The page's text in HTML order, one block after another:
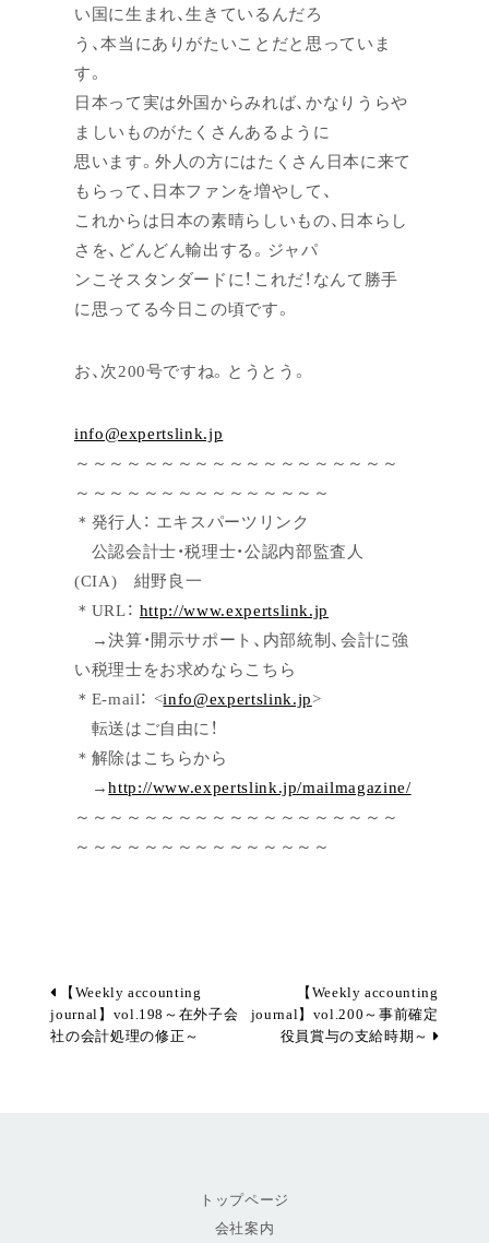
い国に生まれ、生きているんだろ
う、本当にありがたいことだと思っていま
す。
日本って実は外国からみれば、かなりうらや
ましいものがたくさんあるように
思います。外人の方にはたくさん日本に来て
もらって、日本ファンを増やして、
これからは日本の素晴らしいもの、日本らし
さを、どんどん輸出する。ジャパ
ンこそスタンダードに！これだ！なんて勝手
に思ってる今日この頃です。
お、次200号ですね。とうとう。
info@expertslink.jp
～～～～～～～～～～～～～～～～～～～
～～～～～～～～～～～～～～～
＊発行人： エキスパーツリンク
公認会計士・税理士・公認内部監査人
(CIA) 紺野良一
＊URL： http://www.expertslink.jp
→決算・開示サポート、内部統制、会計に強
い税理士をお求めならこちら
＊E-mail： <info@expertslink.jp>
転送はご自由に！
＊解除はこちらから
→http://www.expertslink.jp/mailmagazine/
～～～～～～～～～～～～～～～～～～～
～～～～～～～～～～～～～～～
【Weekly accounting
journal】vol.198～在外子会
社の会計処理の修正～
【Weekly accounting
journal】vol.200～事前確定
役員賞与の支給時期～
トップページ
会社案内